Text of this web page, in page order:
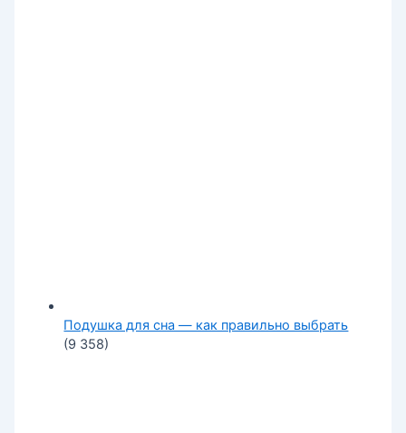
Подушка для сна — как правильно выбрать
(9 358)